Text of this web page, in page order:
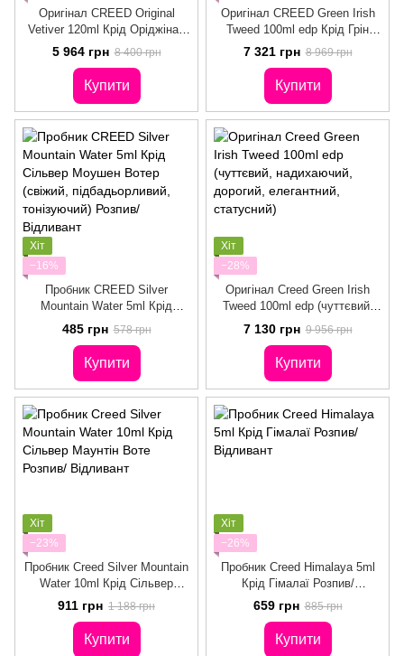
Оригінал CREED Original
Vetiver 120ml Крід Оріджінал
Ветивер (розкішний, чуттєвий,
гармонійний)
5 964 грн 8 400 грн
Купити
Оригінал CREED Green Irish
Tweed 100ml edp Крід Грін
Іріша Твід (надихаючий,
чуттєвий, дорогий) Tester
7 321 грн 8 969 грн
Купити
Хіт
−16%
Пробник CREED Silver
Mountain Water 5ml Крід
Сільвер Моушен Вотер
(свіжий, підбадьорливий,
тонізуючий) Розпив/
Відливант
485 грн 578 грн
Купити
Хіт
−28%
Оригінал Creed Green Irish
Tweed 100ml edp (чуттєвий,
надихаючий, дорогий,
елегантний, статусний)
7 130 грн 9 956 грн
Купити
Хіт
−23%
Пробник Creed Silver Mountain
Water 10ml Крід Сільвер
Маунтін Воте Розпив/
Відливант
911 грн 1 188 грн
Купити
Хіт
−26%
Пробник Creed Himalaya 5ml
Крід Гімалаї Розпив/
Відливант
659 грн 885 грн
Купити